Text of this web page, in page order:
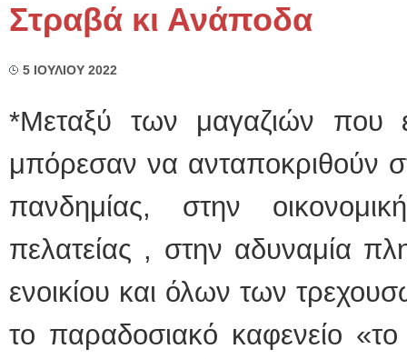
Στραβά κι Ανάποδα
5 ΙΟΥΛΙΟΥ 2022
*Μεταξύ των μαγαζιών που
μπόρεσαν να ανταποκριθούν
πανδημίας, στην
πελατείας , στην αδυναμία
ενοικίου και όλων των
το παραδοσιακό καφενείο